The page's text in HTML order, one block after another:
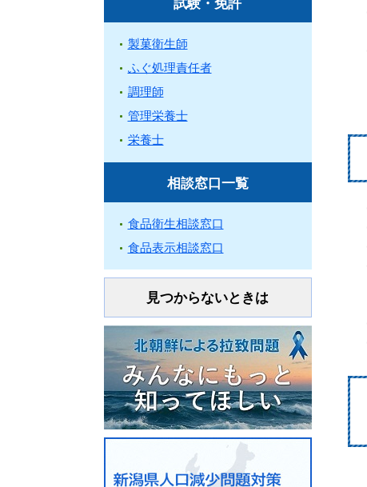
試験・免許
製菓衛生師
ふぐ処理責任者
調理師
管理栄養士
栄養士
相談窓口一覧
食品衛生相談窓口
食品表示相談窓口
見つからないときは